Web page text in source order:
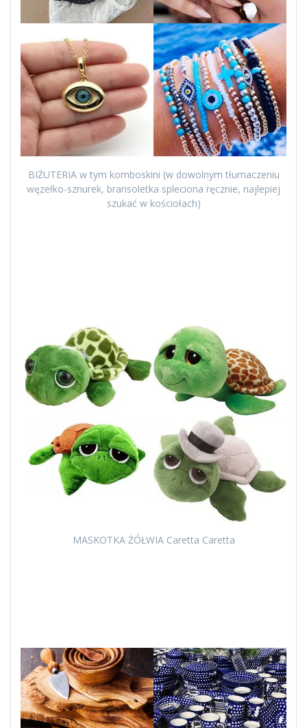
BIŻUTERIA w tym komboskini (w dowolnym tłumaczeniu
węzełko-sznurek, bransoletka spleciona ręcznie, najlepiej
szukać w kościołach)
MASKOTKA ŻÓŁWIA Caretta Caretta